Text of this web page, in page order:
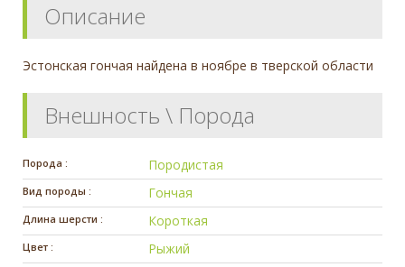
Описание
Эстонская гончая найдена в ноябре в тверской области
Внешность \ Порода
Порода : Породистая
Вид породы : Гончая
Длина шерсти : Короткая
Цвет : Рыжий